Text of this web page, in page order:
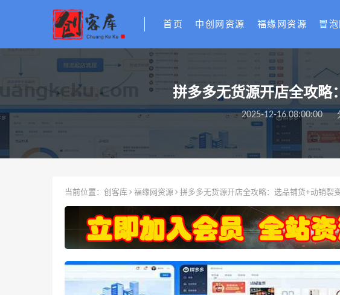
首页 中创网资源 福缘网资源 冒
拼多多无货源开店全攻略
2025-12-16 08:00:00
当前位置： 创客库 福缘网资源 拼多多无货源开店全攻略：选品铺货+动销裂